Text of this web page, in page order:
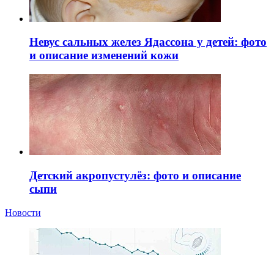
Невус сальных желез Ядассона у детей: фото
и описание изменений кожи
Детский акропустулёз: фото и описание
сыпи
Новости